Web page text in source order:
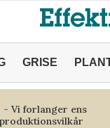
GRISE
Vi forlanger ens